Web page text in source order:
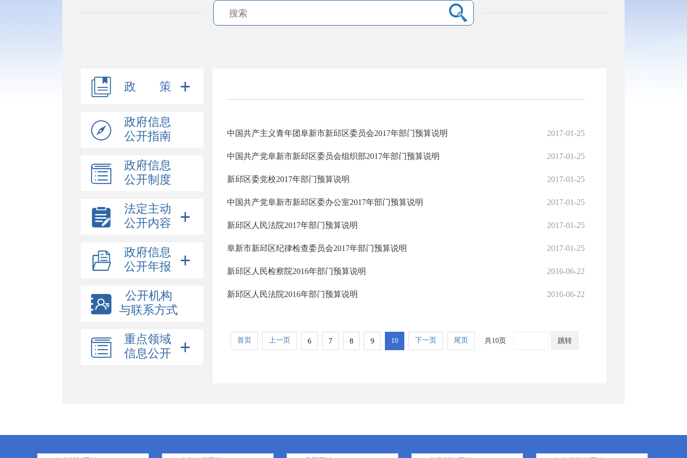
政 策
政府信息
公开指南
政府信息
公开制度
法定主动
公开内容
政府信息
公开年报
公开机构
与联系方式
重点领域
信息公开
中国共产主义青年团阜新市新邱区委员会2017年部门预算说明 2017-01-25
中国共产党阜新市新邱区委员会组织部2017年部门预算说明 2017-01-25
新邱区委党校2017年部门预算说明 2017-01-25
中国共产党阜新市新邱区委办公室2017年部门预算说明 2017-01-25
新邱区人民法院2017年部门预算说明 2017-01-25
阜新市新邱区纪律检查委员会2017年部门预算说明 2017-01-25
新邱区人民检察院2016年部门预算说明 2016-06-22
新邱区人民法院2016年部门预算说明 2016-06-22
首页 上一页 6 7 8 9 10 下一页 尾页 共10页 跳转